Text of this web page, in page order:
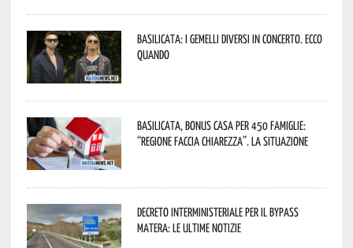
Basilicata: i Gemelli DiVersi in concerto. Ecco
quando
Basilicata, Bonus casa per 450 famiglie:
“Regione faccia chiarezza”. La situazione
Decreto interministeriale per il Bypass
Matera: le ultime notizie